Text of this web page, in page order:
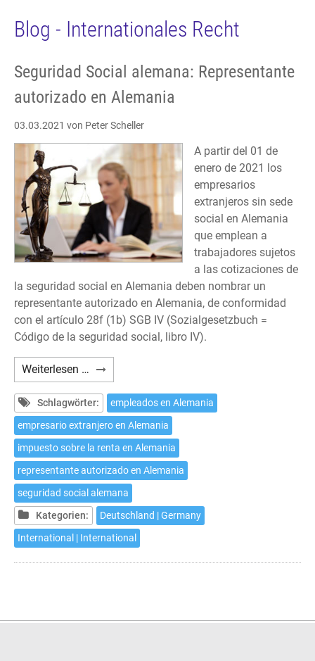
Blog - Internationales Recht
Seguridad Social alemana: Representante
autorizado en Alemania
03.03.2021 von Peter Scheller
A partir del 01 de
enero de 2021 los
empresarios
extranjeros sin sede
social en Alemania
que emplean a
trabajadores sujetos
a las cotizaciones de
la seguridad social en Alemania deben nombrar un
representante autorizado en Alemania, de conformidad
con el artículo 28f (1b) SGB IV (Sozialgesetzbuch =
Código de la seguridad social, libro IV).
Weiterlesen … Seguridad
Social
alemana:
Representante
autorizado
en
Alemania
Schlagwörter:
empleados en Alemania
empresario extranjero en Alemania
impuesto sobre la renta en Alemania
representante autorizado en Alemania
seguridad social alemana
Kategorien:
Deutschland | Germany
International | International